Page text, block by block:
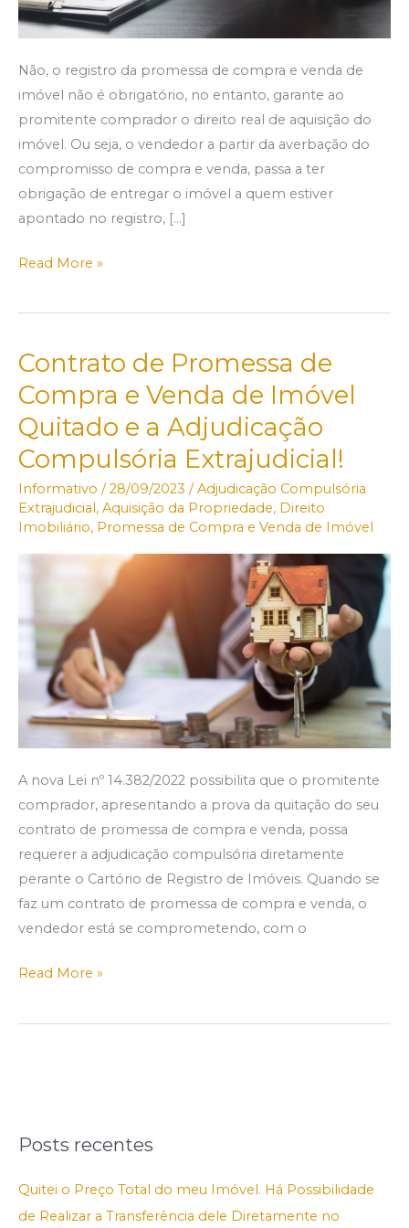
Não, o registro da promessa de compra e venda de
imóvel não é obrigatório, no entanto, garante ao
promitente comprador o direito real de aquisição do
imóvel. Ou seja, o vendedor a partir da averbação do
compromisso de compra e venda, passa a ter
obrigação de entregar o imóvel a quem estiver
apontado no registro, […]
Read More »
Contrato de Promessa de
Compra e Venda de Imóvel
Quitado e a Adjudicação
Compulsória Extrajudicial!
Informativo / 28/09/2023 / Adjudicação Compulsória
Extrajudicial , Aquisição da Propriedade, Direito
Imobiliário, Promessa de Compra e Venda de Imóvel
A nova Lei nº 14.382/2022 possibilita que o promitente
comprador, apresentando a prova da quitação do seu
contrato de promessa de compra e venda, possa
requerer a adjudicação compulsória diretamente
perante o Cartório de Registro de Imóveis. Quando se
faz um contrato de promessa de compra e venda, o
vendedor está se comprometendo, com o
Contrato
de
Promessa
de
Compra
e
Venda
de
Imóvel
a
Adjudicação
Compulsória
Extrajudicial!
Read More »
Posts recentes
Quitei o Preço Total do meu Imóvel. Há Possibilidade
de Realizar a Transferência dele Diretamente no